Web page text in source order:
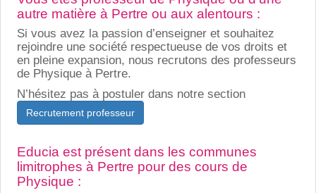
autre matière à Pertre ou aux alentours :
Si vous avez la passion d’enseigner et souhaitez
rejoindre une société respectueuse de vos droits et
en pleine expansion, nous recrutons des professeurs
de Physique à Pertre.
N’hésitez pas à postuler dans notre section
Recrutement professeur
Educia est présent dans les communes
limitrophes à Pertre pour des cours de
Physique :